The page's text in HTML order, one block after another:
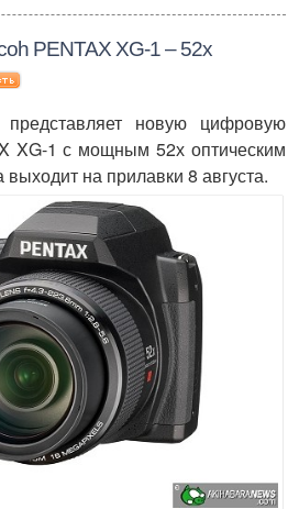
PENTAX XG-1 – 52х
новую цифровую
XG-1 с мощным 52х оптическим
на прилавки 8 августа.